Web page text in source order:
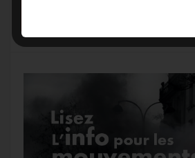
o
g a